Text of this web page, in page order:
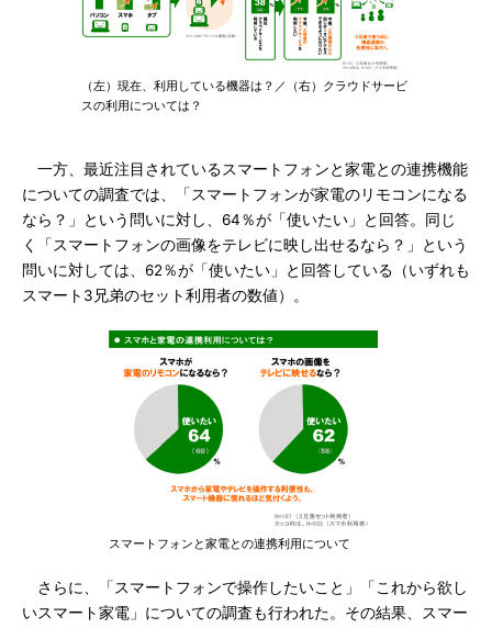
（左）現在、利用している機器は？／（右）クラウドサービ
スの利用については？
一方、最近注目されているスマートフォンと家電との連携機能
についての調査では、「スマートフォンが家電のリモコンになる
なら？」という問いに対し、64％が「使いたい」と回答。同じ
く「スマートフォンの画像をテレビに映し出せるなら？」という
問いに対しては、62％が「使いたい」と回答している（いずれも
スマート3兄弟のセット利用者の数値）。
スマートフォンと家電との連携利用について
さらに、「スマートフォンで操作したいこと」「これから欲し
いスマート家電」についての調査も行われた。その結果、スマー